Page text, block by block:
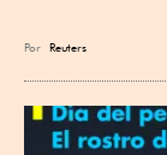
Por Reuters